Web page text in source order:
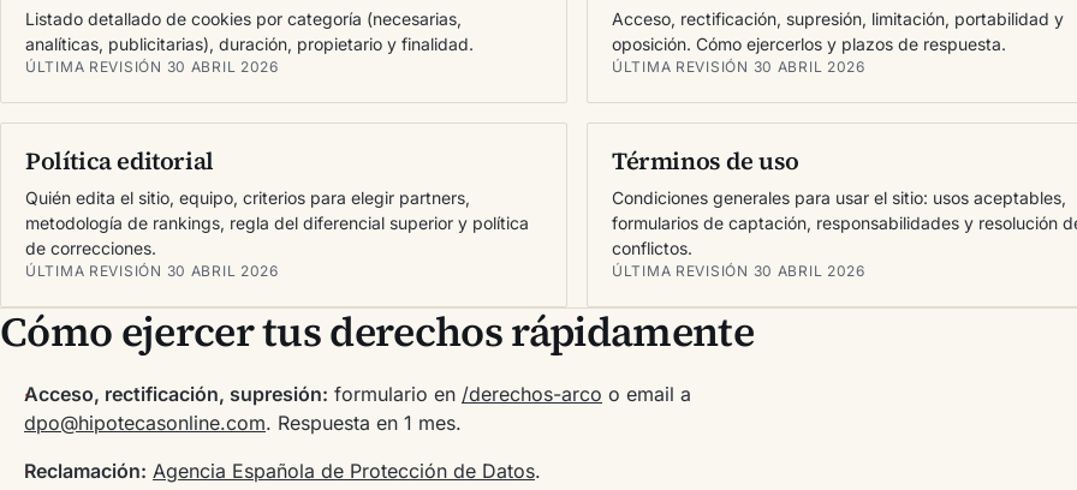
Listado detallado de cookies por categoría (necesarias,
analíticas, publicitarias), duración, propietario y finalidad.
ÚLTIMA REVISIÓN 30 ABRIL 2026
Acceso, rectificación, supresión, limitación, portabilidad y
oposición. Cómo ejercerlos y plazos de respuesta.
ÚLTIMA REVISIÓN 30 ABRIL 2026
Política editorial
Quién edita el sitio, equipo, criterios para elegir partners,
metodología de rankings, regla del diferencial superior y política
de correcciones.
ÚLTIMA REVISIÓN 30 ABRIL 2026
Términos de uso
Condiciones generales para usar el sitio: usos aceptables,
formularios de captación, responsabilidades y resolución
conflictos.
ÚLTIMA REVISIÓN 30 ABRIL 2026
Cómo ejercer tus derechos rápidamente
Acceso, rectificación, supresión: formulario en /derechos-arco o email a
dpo@hipotecasonline.com. Respuesta en 1 mes.
Reclamación: Agencia Española de Protección de Datos.